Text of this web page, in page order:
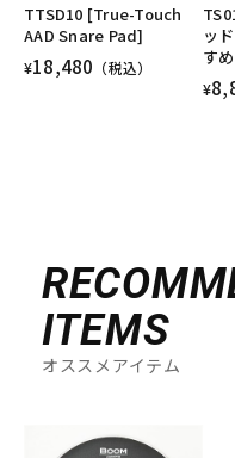
TTSD10 [True-Touch
AAD Snare Pad]
¥18,480 （税込）
ッ
すめ
¥
ITEMS
オススメアイテム